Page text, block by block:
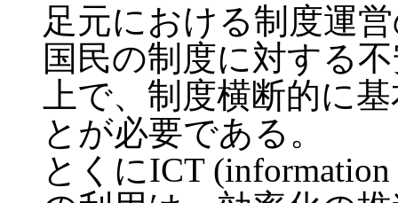
足元における制度運
国民の制度に対する
上で、制度横断的に
とが必要である。
とくにICT (information